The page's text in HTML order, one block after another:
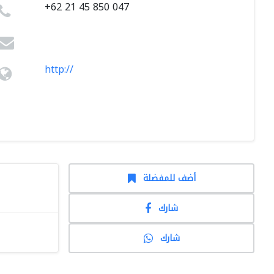
+62 21 45 850 047
http://
أضف للمفضلة
شارك
شارك